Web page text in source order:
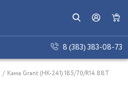
8 (383) 383-08-73
/ Кама Grant (НК-241) 185/70/R14 88T